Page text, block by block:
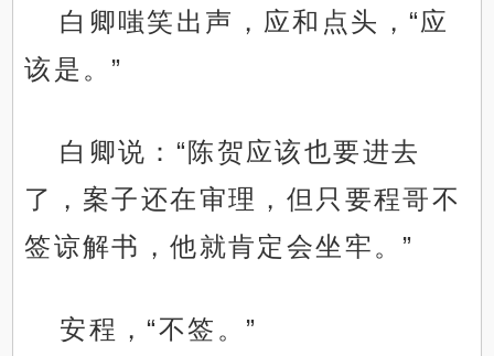
白卿嗤笑出声，应和点头，“应
该是。”
白卿说：“陈贺应该也要进去
了，案子还在审理，但只要程哥不
签谅解书，他就肯定会坐牢。”
安程，“不签。”